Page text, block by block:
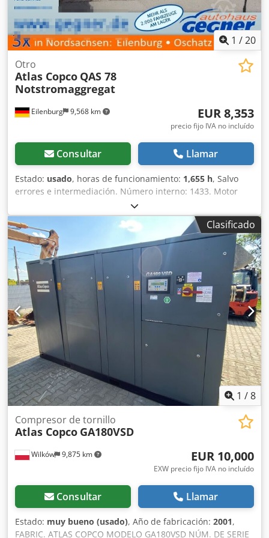
1 /20
Eilenburg 9,568 km
Otro
Atlas Copco QAS 78
Notstromaggregat
EUR 8,353
precio fijo IVA no incluído
Consultar Llamar
Estado: usado, horas de funcionamiento: 1,655 h, Salvo
errores e intermediación. Número interno: 1433. Motor
PERKINS. Cedpfezp Avkex Andsrf El vehículo no ha sido
reacondicionado. Posibilidad de entrega en todo el país
con un coste adicional. Salvo errores e intermediación. Con
gusto aceptaremos su vehículo como parte del pago.
Posibilidad de financiación/leasing, incluso sin entrada.
¿Tiene alguna pregunta? ¡Estaremos encantados de
asesorarle!
Clasificado
1 /8
Wilków 9,875 km
Compresor de tornillo
Atlas Copco GA180VSD
EUR 10,000
EXW precio fijo IVA no incluído
Consultar Llamar
Estado: muy bueno (usado), Año de fabricación: 2001,
FABRIC. ATLAS COPCO MODELO GA180VSD NÚM. DE SERIE